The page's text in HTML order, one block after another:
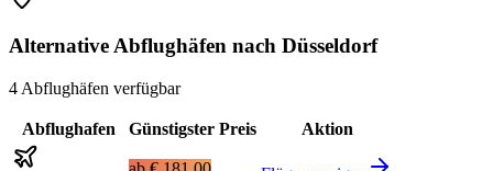
Alternative Abflughäfen nach Düsseldorf
4 Abflughäfen verfügbar
Abflughafen Günstigster Preis Aktion